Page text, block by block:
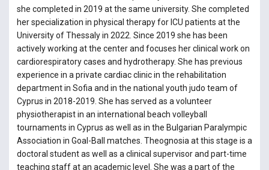
she completed in 2019 at the same university. She completed
her specialization in physical therapy for ICU patients at the
University of Thessaly in 2022. Since 2019 she has been
actively working at the center and focuses her clinical work on
cardiorespiratory cases and hydrotherapy. She has previous
experience in a private cardiac clinic in the rehabilitation
department in Sofia and in the national youth judo team of
Cyprus in 2018-2019. She has served as a volunteer
physiotherapist in an international beach volleyball
tournaments in Cyprus as well as in the Bulgarian Paralympic
Association in Goal-Ball matches. Theognosia at this stage is a
doctoral student as well as a clinical supervisor and part-time
teaching staff at an academic level. She was a part of the